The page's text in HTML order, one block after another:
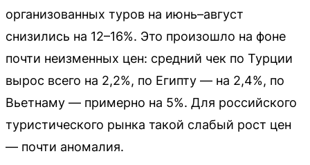
организованных туров на июнь–август
снизились на 12–16%. Это произошло на фоне
почти неизменных цен: средний чек по Турции
вырос всего на 2,2%, по Египту — на 2,4%, по
Вьетнаму — примерно на 5%. Для российского
туристического рынка такой слабый рост цен
— почти аномалия.